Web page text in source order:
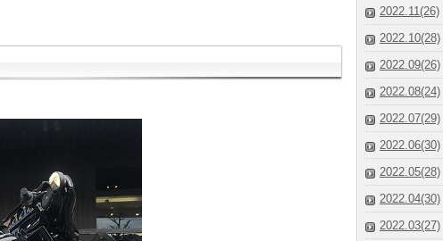
2022.11(26)
2022.10(28)
2022.09(26)
2022.08(24)
2022.07(29)
2022.06(30)
2022.05(28)
2022.04(30)
2022.03(27)